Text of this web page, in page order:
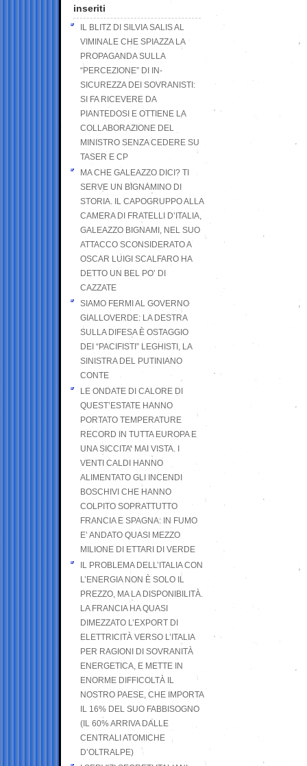
inseriti
IL BLITZ DI SILVIA SALIS AL
VIMINALE CHE SPIAZZA LA
PROPAGANDA SULLA
“PERCEZIONE” DI IN-
SICUREZZA DEI SOVRANISTI:
SI FA RICEVERE DA
PIANTEDOSI E OTTIENE LA
COLLABORAZIONE DEL
MINISTRO SENZA CEDERE SU
TASER E CP
MA CHE GALEAZZO DICI? TI
SERVE UN BIGNAMINO DI
STORIA. IL CAPOGRUPPO ALLA
CAMERA DI FRATELLI D’ITALIA,
GALEAZZO BIGNAMI, NEL SUO
ATTACCO SCONSIDERATO A
OSCAR LUIGI SCALFARO HA
DETTO UN BEL PO’ DI
CAZZATE
SIAMO FERMI AL GOVERNO
GIALLOVERDE: LA DESTRA
SULLA DIFESA È OSTAGGIO
DEI “PACIFISTI” LEGHISTI, LA
SINISTRA DEL PUTINIANO
CONTE
LE ONDATE DI CALORE DI
QUEST’ESTATE HANNO
PORTATO TEMPERATURE
RECORD IN TUTTA EUROPA E
UNA SICCITA’ MAI VISTA. I
VENTI CALDI HANNO
ALIMENTATO GLI INCENDI
BOSCHIVI CHE HANNO
COLPITO SOPRATTUTTO
FRANCIA E SPAGNA: IN FUMO
E’ ANDATO QUASI MEZZO
MILIONE DI ETTARI DI VERDE
IL PROBLEMA DELL’ITALIA CON
L’ENERGIA NON È SOLO IL
PREZZO, MA LA DISPONIBILITÀ.
LA FRANCIA HA QUASI
DIMEZZATO L’EXPORT DI
ELETTRICITÀ VERSO L’ITALIA
PER RAGIONI DI SOVRANITÀ
ENERGETICA, E METTE IN
ENORME DIFFICOLTÀ IL
NOSTRO PAESE, CHE IMPORTA
IL 16% DEL SUO FABBISOGNO
(IL 60% ARRIVA DALLE
CENTRALI ATOMICHE
D’OLTRALPE)